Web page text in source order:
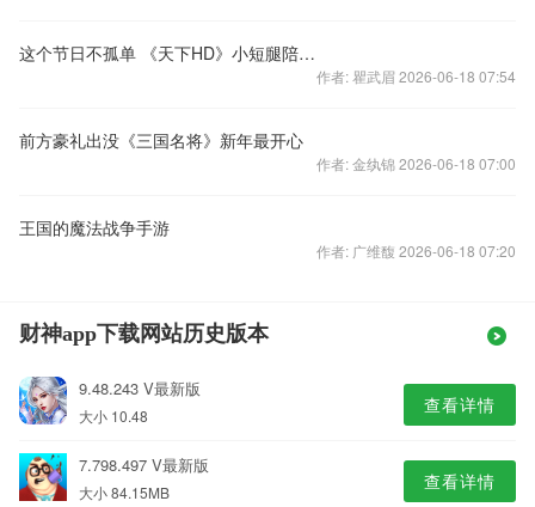
这个节日不孤单 《天下HD》小短腿陪你过
作者: 瞿武眉 2026-06-18 07:54
前方豪礼出没《三国名将》新年最开心
作者: 金纨锦 2026-06-18 07:00
王国的魔法战争手游
作者: 广维馥 2026-06-18 07:20
财神app下载网站历史版本
9.48.243 V最新版
大小 10.48 查看详情
7.798.497 V最新版
大小 84.15MB 查看详情